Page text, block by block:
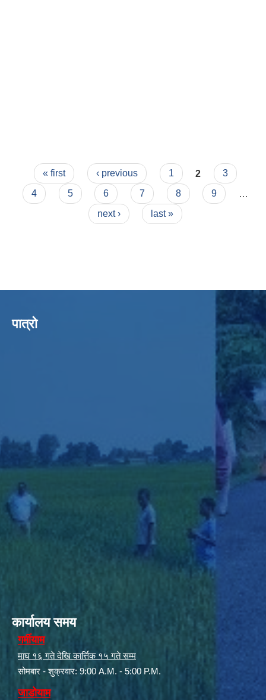
Pages
« first ‹ previous 1 2
3
4
5 6 7 8 9
next ›
last »
पात्रो
कार्यालय समय
गर्मीयाम
माघ १६ गते देखि कार्त्तिक १५ गते सम्म
सोमबार - शुक्रवार: 9:00 A.M. - 5:00 P.M.
जाडोयाम